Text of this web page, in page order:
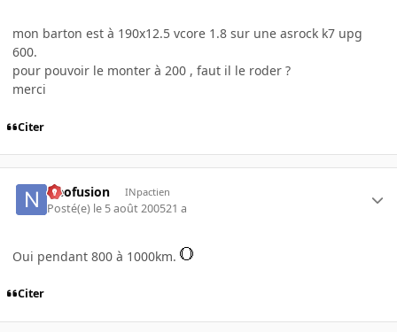
mon barton est à 190x12.5 vcore 1.8 sur une asrock k7 upg
600.
pour pouvoir le monter à 200 , faut il le roder ?
merci
Citer
Neofusion INpactien
Posté(e) le 5 août 200521 a
Oui pendant 800 à 1000km.
Citer